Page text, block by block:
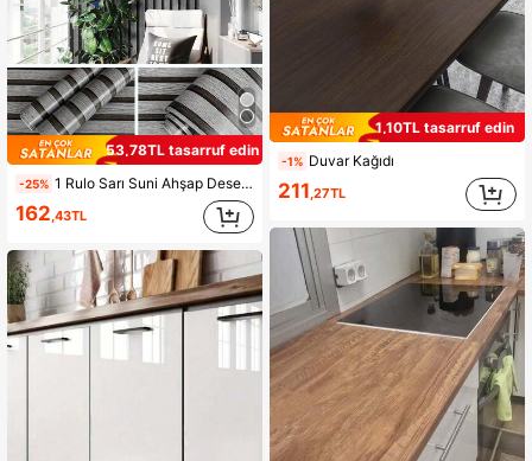
53,78TL tasarruf edin
-25% 1 Rulo Sarı Suni Ahşap Desenli Kendinden Yapışkanlı Duvar Kağıdı, Gri Kareli Dikey Çizgili, DIY Su Geçirmez ve Neme Dayanıklı, Kolay Bakım, Sökülebilir Etiket, Yatak Odası, Oturma Odası, Yemek Odası, Okul Yurdu Duvar Dekorasyonu, Ev Dekoru, Mutfak Dolapları, Masaüstleri, Çekmeceler, Mobilya Yenileme vb. için Uygun, Kolay Kurulum, Soy ve Yapıştır, Serbestçe Kesilebilir. Boyut: 17.7" X 393.7/196.8/118.1/39.3"
162,43TL
1,10TL tasarruf edin
-1% Duvar Kağıdı
211,27TL